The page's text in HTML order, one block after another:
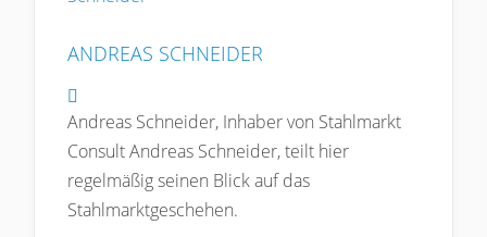
ANDREAS SCHNEIDER
Andreas Schneider, Inhaber von Stahlmarkt
Consult Andreas Schneider, teilt hier
regelmäßig seinen Blick auf das
Stahlmarktgeschehen.